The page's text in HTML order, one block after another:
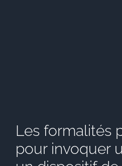
Les formalités
pour invoquer